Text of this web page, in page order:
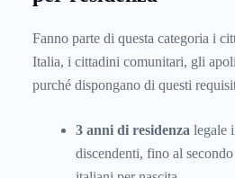
Fanno parte di questa categoria i
Italia, i cittadini comunitari, gli
purché dispongano di questi
3 anni di residenza legale
discendenti, fino al